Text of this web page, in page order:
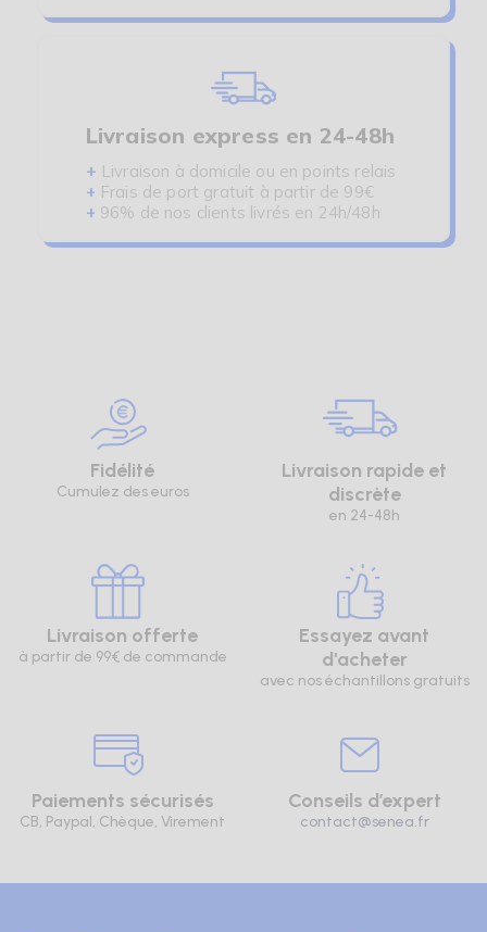
Livraison express en 24-48h
+ Livraison à domicile ou en points relais
+ Frais de port gratuit à partir de 99€
+ 96% de nos clients livrés en 24h/48h
Fidélité
Cumulez des euros
Livraison rapide et
discrète
en 24-48h
Livraison offerte
à partir de 99€ de commande
Essayez avant
d'acheter
avec nos échantillons gratuits
Paiements sécurisés
CB, Paypal, Chèque, Virement
Conseils d’expert
contact@senea.fr